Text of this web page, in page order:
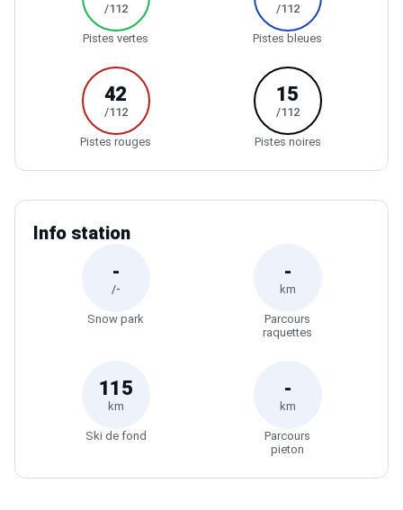
/112
Pistes vertes
/112
Pistes bleues
42
/112
Pistes rouges
15
/112
Pistes noires
Info station
-
/-
Snow park
-
km
Parcours
raquettes
115
km
Ski de fond
-
km
Parcours
pieton